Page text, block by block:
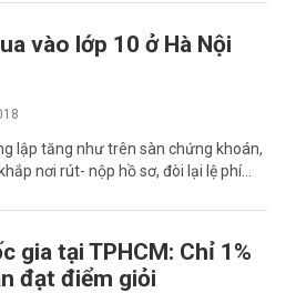
vào lớp 10 ở Hà Nội
lập tăng như trên sàn chứng khoán,
nơi rút- nộp hồ sơ, đòi lại lệ phí…
gia tại TPHCM: Chỉ 1%
đạt điểm giỏi